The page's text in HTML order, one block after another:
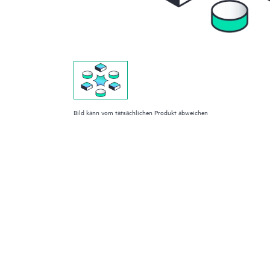
Bild kann vom tatsächlichen Produkt abweichen